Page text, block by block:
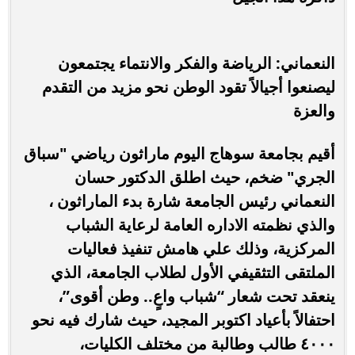
النعماني: الرياضة والفكر والانتماء يجتمعون
ليصنعوا أجيالاً تقود الوطن نحو مزيد من التقدم
والعزة
أقيم بجامعة سوهاج اليوم ماراثون رياضي "سباق
الجري" ضخم، حيث اطلق الدكتور حسان
النعماني رئيس الجامعة شارة بدء الماراثون ،
والذي نظمته الاداره العامة لرعاية الشباب
المركزية، وذلك علي هامش تنفيذ فعاليات
الملتقى التثقيفي الأول لطلاب الجامعة، الذي
ينعقد تحت شعار “شباب واعٍ.. وطن أقوى”،
احتفالاً بأعياد اكتوبر المجيد، حيث شارك فيه نحو
٤٠٠٠ طالب وطالبة من مختلف الكليات،